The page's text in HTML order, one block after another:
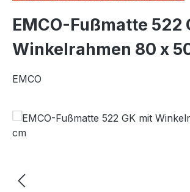
EMCO-Fußmatte 522
Winkelrahmen 80 x
EMCO
Bildergalerie überspringen